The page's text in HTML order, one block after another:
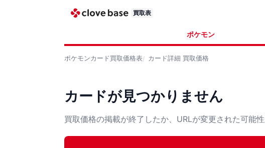
買取表
ポケモン
ポケモンカード買取価格表 カード詳細 買取価格
カードが見つかりません
買取価格の掲載が終了したか、URLが変更された可能性